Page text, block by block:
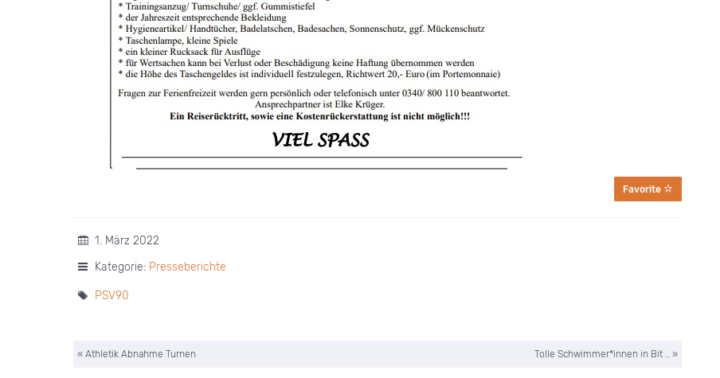
Favorite
1. März 2022
Kategorie: Presseberichte
PSV90
« Athletik Abnahme Turnen Tolle Schwimmer*innen in Bit .. »